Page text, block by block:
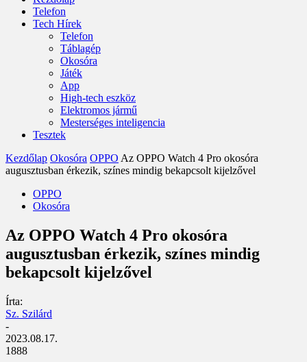
Telefon
Tech Hírek
Telefon
Táblagép
Okosóra
Játék
App
High-tech eszköz
Elektromos jármű
Mesterséges inteligencia
Tesztek
Kezdőlap Okosóra OPPO Az OPPO Watch 4 Pro okosóra
augusztusban érkezik, színes mindig bekapcsolt kijelzővel
OPPO
Okosóra
Az OPPO Watch 4 Pro okosóra
augusztusban érkezik, színes mindig
bekapcsolt kijelzővel
Írta:
Sz. Szilárd
-
2023.08.17.
1888